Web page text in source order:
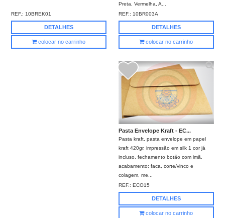
REF.:10BREK01
DETALHES
colocar no carrinho
Preta, Vermelha, A...
REF.: 10BR003A
DETALHES
colocar no carrinho
Pasta Envelope Kraft - EC...
Pasta kraft, pasta envelope em papel
kraft 420gr, impressão em silk 1 cor já
incluso, fechamento botão com imã,
acabamento: faca, corte/vinco e
colagem, me...
REF.: ECO15
DETALHES
colocar no carrinho